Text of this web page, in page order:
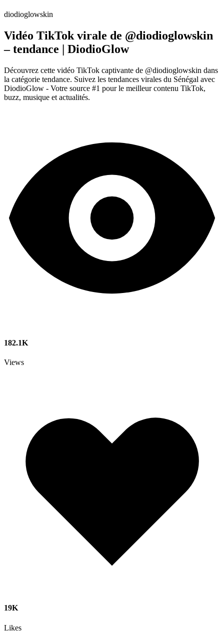
diodioglowskin
Vidéo TikTok virale de @diodioglowskin
– tendance | DiodioGlow
Découvrez cette vidéo TikTok captivante de @diodioglowskin dans
la catégorie tendance. Suivez les tendances virales du Sénégal avec
DiodioGlow - Votre source #1 pour le meilleur contenu TikTok,
buzz, musique et actualités.
182.1K
Views
19K
Likes